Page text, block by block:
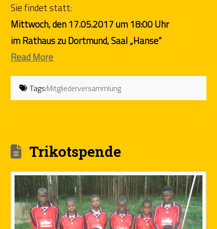
Sie findet statt:
Mittwoch, den 17.05.2017 um 18:00 Uhr
im Rathaus zu Dortmund, Saal „Hanse“
Read More
Tags:Mitgliederversammlung
Trikotspende